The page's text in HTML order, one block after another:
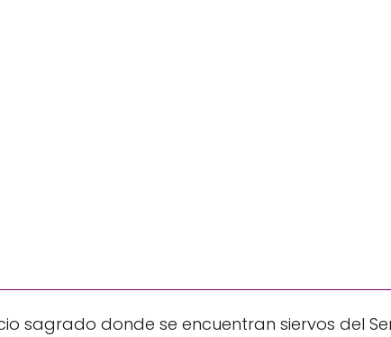
sagrado donde se encuentran siervos del